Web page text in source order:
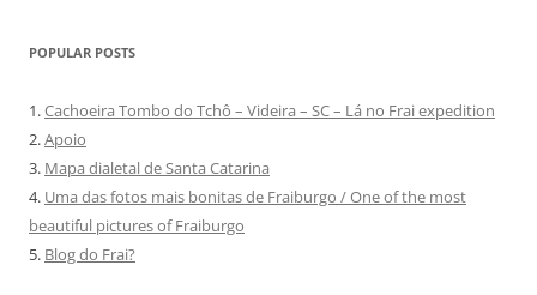
POPULAR POSTS
1.Cachoeira Tombo do Tchô – Videira – SC – Lá no Frai expedition
2.Apoio
3. Mapa dialetal de Santa Catarina
4. Uma das fotos mais bonitas de Fraiburgo / One of the most
beautiful pictures of Fraiburgo
5. Blog do Frai?